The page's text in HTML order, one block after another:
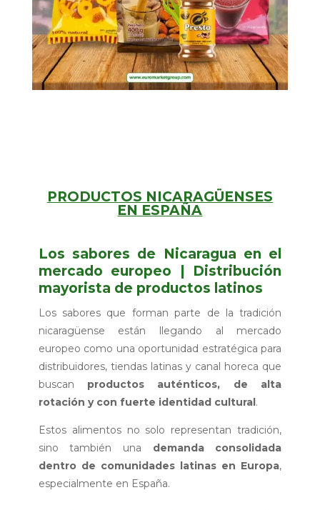
PRODUCTOS NICARAGÜENSES
EN ESPAÑA
Los sabores de Nicaragua en el
mercado europeo | Distribución
mayorista de productos latinos
Los sabores que forman parte de la tradición
nicaragüense están llegando al mercado
europeo como una oportunidad estratégica para
distribuidores, tiendas latinas y canal horeca que
buscan productos auténticos, de alta
rotación y con fuerte identidad cultural.
Estos alimentos no solo representan tradición,
sino también una demanda consolidada
dentro de comunidades latinas en Europa,
especialmente en España.